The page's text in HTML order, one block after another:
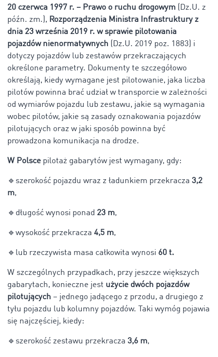
20 czerwca 1997 r. – Prawo o ruchu drogowym (Dz.U. z
późn. zm.), Rozporządzenia Ministra Infrastruktury z
dnia 23 września 2019 r. w sprawie pilotowania
pojazdów nienormatywnych (Dz.U. 2019 poz. 1883) i
dotyczy pojazdów lub zestawów przekraczających
określone parametry. Dokumenty te szczegółowo
określają, kiedy wymagane jest pilotowanie, jaka liczba
pilotów powinna brać udział w transporcie w zależności
od wymiarów pojazdu lub zestawu, jakie są wymagania
wobec pilotów, jakie są zasady oznakowania pojazdów
pilotujących oraz w jaki sposób powinna być
prowadzona komunikacja na drodze.
W Polsce pilotaż gabarytów jest wymagany, gdy:
🔹 szerokość pojazdu wraz z ładunkiem przekracza 3,2
m,
🔹 długość wynosi ponad 23 m,
🔹 wysokość przekracza 4,5 m,
🔹lub rzeczywista masa całkowita wynosi 60 t.
W szczególnych przypadkach, przy jeszcze większych
gabarytach, konieczne jest użycie dwóch pojazdów
pilotujących – jednego jadącego z przodu, a drugiego z
tyłu pojazdu lub kolumny pojazdów. Taki wymóg pojawia
się najczęściej, kiedy:
🔹 szerokość zestawu przekracza 3,6 m,